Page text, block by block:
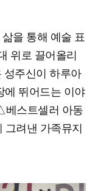
을 통해 예술 표
위로 끌어올리
주신이 하루아
에 뛰어드는 이야
베스트셀러 아동
려낸 가족뮤지